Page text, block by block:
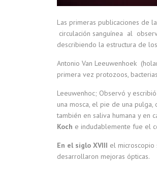
Las primeras publicaciones
circulación sanguínea al
describiendo la estructura de
Antonio Van Leeuwenhoek
primera vez protozoos,
Leeuwenhoc; Observó y
una mosca, el pie de una
también en saliva humana y en
Koch e indudablemente fue el
En el siglo XVIII el microscopio
desarrollaron mejoras ópticas.